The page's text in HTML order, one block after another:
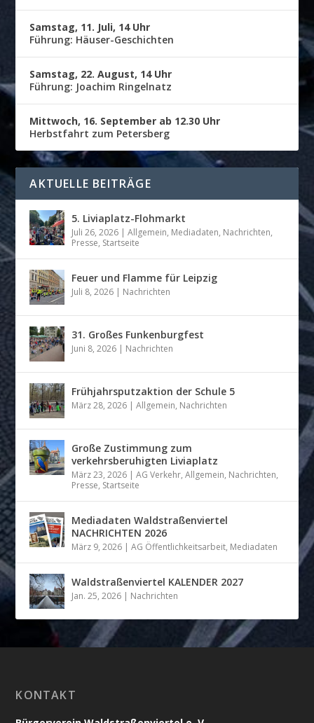
Samstag, 11. Juli, 14 Uhr
Führung: Häuser-Geschichten
Samstag, 22. August, 14 Uhr
Führung: Joachim Ringelnatz
Mittwoch, 16. September ab 12.30 Uhr
Herbstfahrt zum Petersberg
AKTUELLE BEITRÄGE
5. Liviaplatz-Flohmarkt
Juli 26, 2026 |Allgemein, Mediadaten, Nachrichten,
Presse, Startseite
Feuer und Flamme für Leipzig
Juli 8, 2026 | Nachrichten
31. Großes Funkenburgfest
Juni 8, 2026 | Nachrichten
Frühjahrsputzaktion der Schule 5
März 28, 2026 |Allgemein, Nachrichten
Große Zustimmung zum
verkehrsberuhigten Liviaplatz
März 23, 2026 |AG Verkehr,Allgemein, Nachrichten,
Presse, Startseite
Mediadaten Waldstraßenviertel
NACHRICHTEN 2026
März 9, 2026 |AG Öffentlichkeitsarbeit, Mediadaten
Waldstraßenviertel KALENDER 2027
Jan. 25, 2026 | Nachrichten
KONTAKT